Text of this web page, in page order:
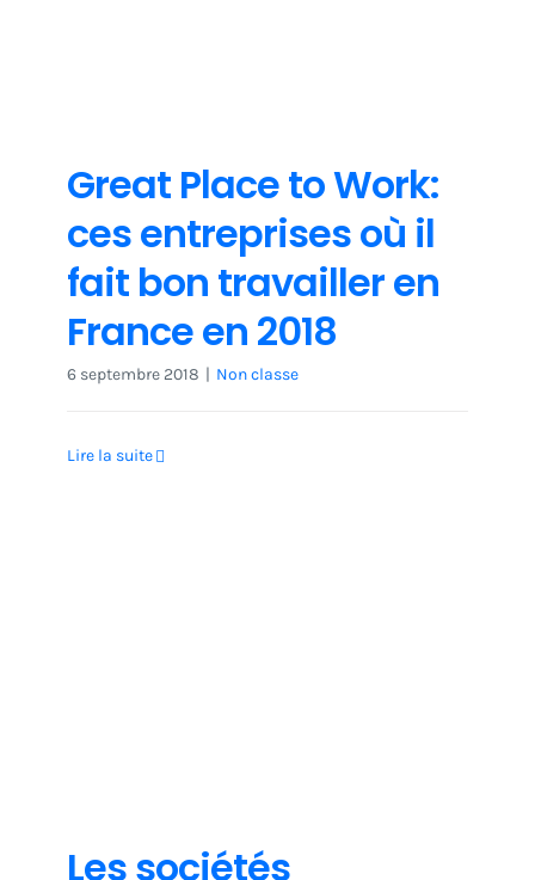
Great Place to Work:
ces entreprises où il
fait bon travailler en
France en 2018
6 septembre 2018 | Non classe
Lire la suite
Les sociétés